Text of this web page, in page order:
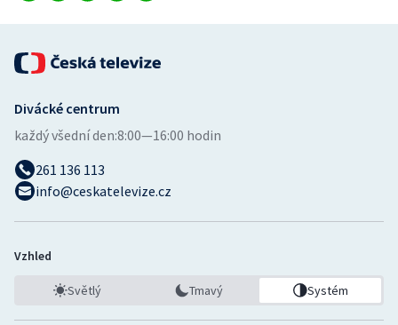
Veslování
Vodní slalom
Volejbal
Divácké centrum
každý všední den:8:00—16:00 hodin
261 136 113
info@ceskatelevize.cz
Vzhled
Světlý Tmavý Systém